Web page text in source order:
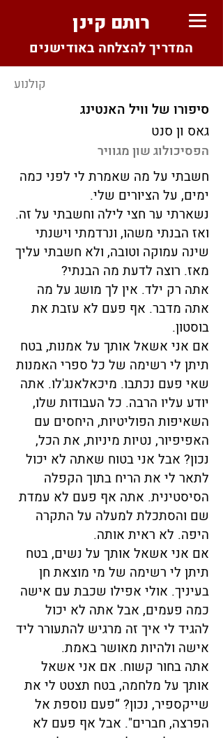
רותם קינן
המדריך להצלחה באודישנים
קולנוע
גאס ון סנט
סיפורו של וויל האנטינג
הפסיכולוג שון מגוויר
חשבתי על מה שאמרת לי לפני כמה
ימים, על הציורים שלי.
נשארתי ער חצי לילה וחשבתי על זה.
ואז הבנתי משהו, ונרדמתי וישנתי
שינה עמוקה וטובה, ולא חשבתי עליך
מאז. רוצה לדעת מה הבנתי?
אתה רק ילד. אין לך מושג על מה
אתה מדבר. אף פעם לא עזבת את
בוסטון.
אם אני אשאל אותך על אמנות, בטח
תיתן לי רשימה של כל ספרי האמנות
שאי פעם נכתבו. מיכאלאנג'לו. אתה
יודע עליו הרבה. כל העבודות שלו,
השאיפות הפוליטיות, היחסים עם
האפיפיור, נטיות מיניות, את הכל,
נכון? אבל אני בטוח שאתה לא יכול
לתאר לי את הריח בתוך הקפלה
הסיסטינית. אתה אף פעם לא עמדת
שם והסתכלת למעלה על התקרה
היפה. לא ראית אותה.
אם אני אשאל אותך על נשים, בטח
תיתן לי רשימה של מי מוצאת חן
בעיניך. אולי אפילו שכבת עם אישה
כמה פעמים, אבל אתה לא יכול
להגיד לי איך זה מרגיש להתעורר ליד
אישה ולהיות מאושר באמת.
אתה בחור קשוח. אם אני אשאל
אותך על מלחמה, בטח תצטט לי את
שייקספיר, נכון? “פעם נוספת אל
הפרצה, חברים". אבל אף פעם לא